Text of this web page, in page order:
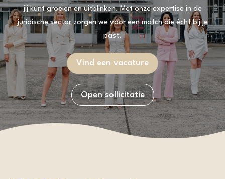
jij kunt groeien en uitblinken. Met onze expertise in de
juridische sector zorgen we voor een match die écht bij je
past.
Vind een vacature
Open sollicitatie